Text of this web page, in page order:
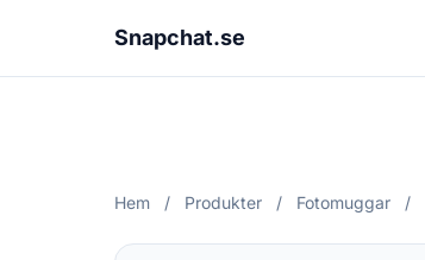
Snapchat.se
Hem / Produkter / Fotomuggar /